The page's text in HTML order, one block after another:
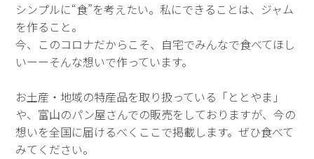
シンプルに“食”を考えたい。私にできることは、ジャム
を作ること。
今、このコロナだからこそ、自宅でみんなで食べてほし
いーーそんな想いで作っています。
お土産・地域の特産品を取り扱っている「ととやま」
や、富山のパン屋さんでの販売をしておりますが、今の
想いを全国に届けるべくここで掲載します。ぜひ食べて
みてください。